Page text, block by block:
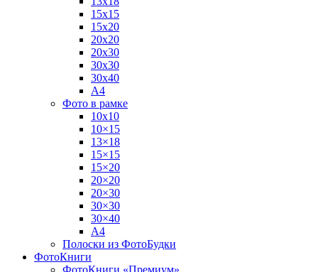
15х15
15х20
20х20
20х30
30х30
30х40
А4
Фото в рамке
10х10
10×15
13×18
15×15
15×20
20×20
20×30
30×30
30×40
A4
Полоски из ФотоБудки
ФотоКниги
ФотоКниги «Премиум»